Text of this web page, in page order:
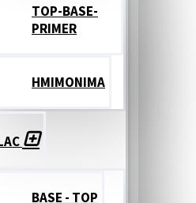
TOP-BASE-
PRIMER
ΗΜΙΜΟΝΙΜΑ
BASE - TOP